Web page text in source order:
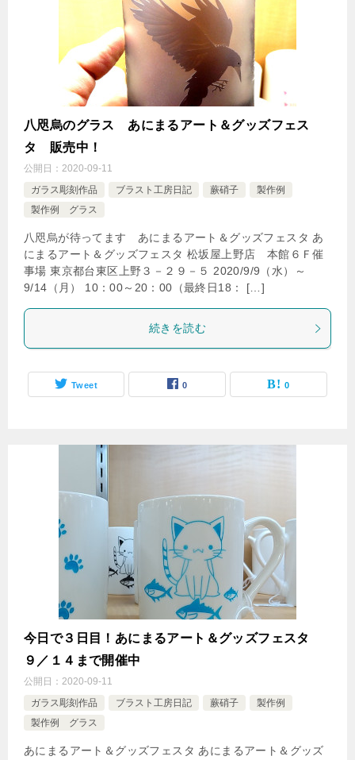
八咫烏のグラス あにまるアート＆グッズフェス
タ 販売中！
公開日： 2020-09-11
ガラス彫刻作品
ブラスト工房日記 蕨硝子
製作例
製作例 グラス
八咫烏が待ってます あにまるアート＆グッズフェスタ あ
にまるアート＆グッズフェスタ 松坂屋上野店 本館６Ｆ催
事場 東京都台東区上野３－２９－５ 2020/9/9（水）～
9/14（月） 10：00～20：00（最終日18： […]
続きを読む
Tweet 0 0
今日で３日目！あにまるアート＆グッズフェスタ
９／１４まで開催中
公開日： 2020-09-11
ガラス彫刻作品
ブラスト工房日記 蕨硝子
製作例
製作例 グラス
あにまるアート＆グッズフェスタ あにまるアート＆グッズ